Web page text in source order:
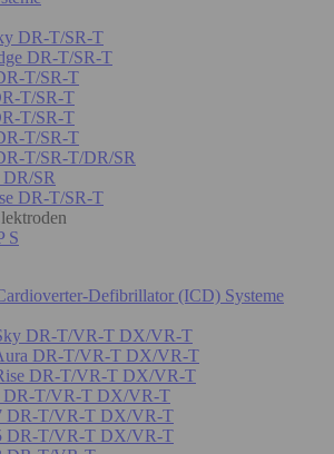
DR-T/SR-T
DR-T/SR-T
T/SR-T
T/SR-T
T/SR-T
T/SR-T
T/SR-T/DR/SR
DR/SR
DR-T/SR-T
S
Defibrillator (ICD) Systeme
DR-T/VR-T DX/VR-T
DR-T/VR-T DX/VR-T
DR-T/VR-T DX/VR-T
DR-T/VR-T DX/VR-T
DR-T/VR-T DX/VR-T
DR-T/VR-T DX/VR-T